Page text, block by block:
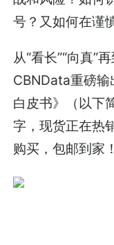
号？又如何在谨
从“看长”“向真”
CBNData重磅
白皮书》（以下
字，现货正在热
购买，包邮到家！